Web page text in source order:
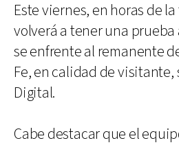
Este viernes, en horas de
volverá a tener una
se enfrente al remanente
Fe, en calidad de visitante,
Digital.
Cabe destacar que el